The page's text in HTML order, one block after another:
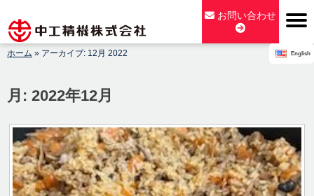
content
English
お問い合わせ
ホーム » アーカイブ: 12月 2022
月: 2022年12月